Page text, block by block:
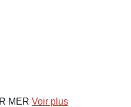
MER Voir plus